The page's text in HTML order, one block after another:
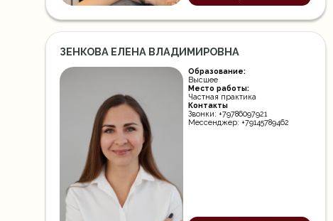
ЗЕНКОВА ЕЛЕНА ВЛАДИМИРОВНА
Образование:
Высшее
Место работы:
Частная практика
Контакты
Звонки: +79786097921
Мессенджер: +79145789462